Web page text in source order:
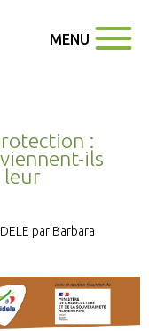
MENU
:
ils
leur
par Barbara